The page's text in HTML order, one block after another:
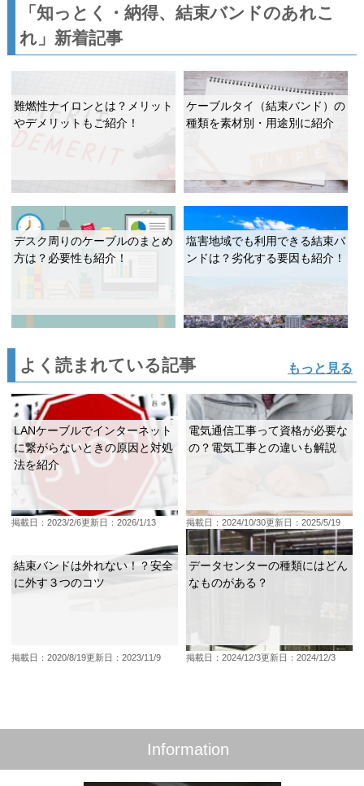
「知っとく・納得、結束バンドのあれこ
れ」新着記事
難燃性ナイロンとは？メリット
やデメリットもご紹介！
ケーブルタイ（結束バンド）の
種類を素材別・用途別に紹介
デスク周りのケーブルのまとめ
方は？必要性も紹介！
塩害地域でも利用できる結束バ
ンドは？劣化する要因も紹介！
よく読まれている記事 もっと見る
LANケーブルでインターネット
に繋がらないときの原因と対処
法を紹介
掲載日：2023/2/6更新日：2026/1/13
電気通信工事って資格が必要な
の？電気工事との違いも解説
掲載日：2024/10/30更新日：2025/5/19
結束バンドは外れない！？安全
に外す３つのコツ
掲載日：2020/8/19更新日：2023/11/9
データセンターの種類にはどん
なものがある？
掲載日：2024/12/3更新日：2024/12/3
Information